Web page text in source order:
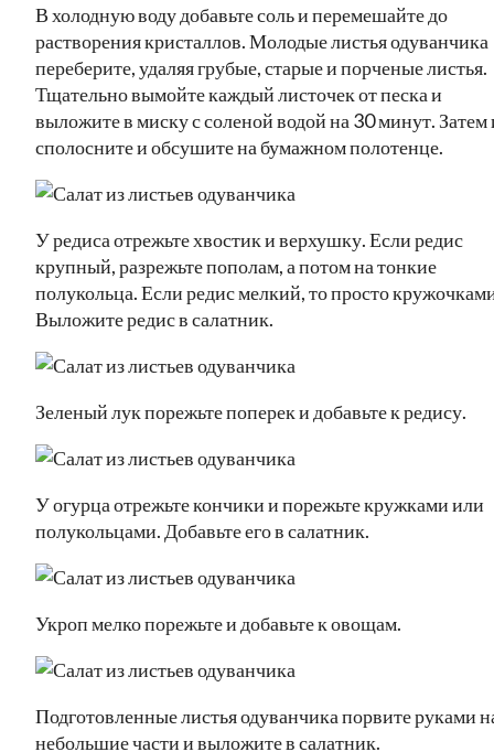
В холодную воду добавьте соль и перемешайте до
растворения кристаллов. Молодые листья одуванчика
переберите, удаляя грубые, старые и порченые листья.
Тщательно вымойте каждый листочек от песка и
выложите в миску с соленой водой на 30 минут. Затем
сполосните и обсушите на бумажном полотенце.
У редиса отрежьте хвостик и верхушку. Если редис
крупный, разрежьте пополам, а потом на тонкие
полукольца. Если редис мелкий, то просто
Выложите редис в салатник.
Зеленый лук порежьте поперек и добавьте к редису.
У огурца отрежьте кончики и порежьте кружками или
полукольцами. Добавьте его в салатник.
Укроп мелко порежьте и добавьте к овощам.
Подготовленные листья одуванчика порвите руками
небольшие части и выложите в салатник.